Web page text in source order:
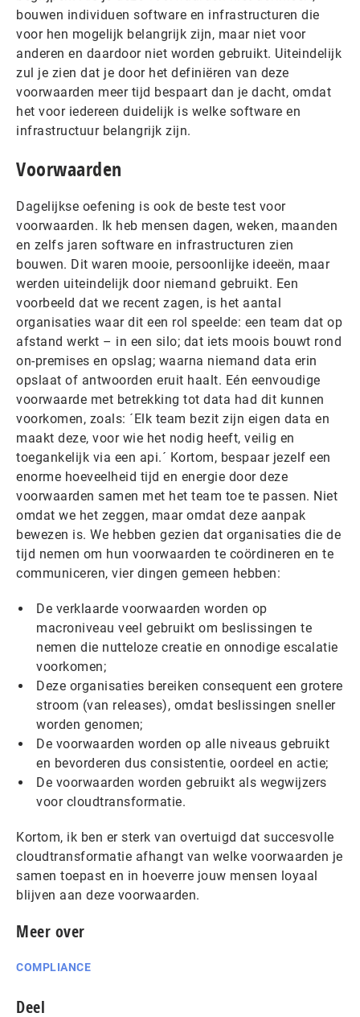
bouwen individuen software en infrastructuren die
voor hen mogelijk belangrijk zijn, maar niet voor
anderen en daardoor niet worden gebruikt. Uiteindelijk
zul je zien dat je door het definiëren van deze
voorwaarden meer tijd bespaart dan je dacht, omdat
het voor iedereen duidelijk is welke software en
infrastructuur belangrijk zijn.
Voorwaarden
Dagelijkse oefening is ook de beste test voor
voorwaarden. Ik heb mensen dagen, weken, maanden
en zelfs jaren software en infrastructuren zien
bouwen. Dit waren mooie, persoonlijke ideeën, maar
werden uiteindelijk door niemand gebruikt. Een
voorbeeld dat we recent zagen, is het aantal
organisaties waar dit een rol speelde: een team dat op
afstand werkt – in een silo; dat iets moois bouwt rond
on-premises en opslag; waarna niemand data erin
opslaat of antwoorden eruit haalt. Eén eenvoudige
voorwaarde met betrekking tot data had dit kunnen
voorkomen, zoals: ´Elk team bezit zijn eigen data en
maakt deze, voor wie het nodig heeft, veilig en
toegankelijk via een api.´ Kortom, bespaar jezelf een
enorme hoeveelheid tijd en energie door deze
voorwaarden samen met het team toe te passen. Niet
omdat we het zeggen, maar omdat deze aanpak
bewezen is. We hebben gezien dat organisaties die de
tijd nemen om hun voorwaarden te coördineren en te
communiceren, vier dingen gemeen hebben:
De verklaarde voorwaarden worden op
macroniveau veel gebruikt om beslissingen te
nemen die nutteloze creatie en onnodige escalatie
voorkomen;
Deze organisaties bereiken consequent een grotere
stroom (van releases), omdat beslissingen sneller
worden genomen;
De voorwaarden worden op alle niveaus gebruikt
en bevorderen dus consistentie, oordeel en actie;
De voorwaarden worden gebruikt als wegwijzers
voor cloudtransformatie.
Kortom, ik ben er sterk van overtuigd dat succesvolle
cloudtransformatie afhangt van welke voorwaarden je
samen toepast en in hoeverre jouw mensen loyaal
blijven aan deze voorwaarden.
Meer over
COMPLIANCE
Deel